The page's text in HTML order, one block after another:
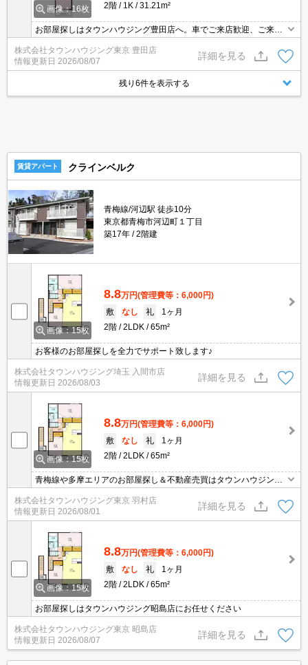
画像：16枚
2階
1K 31.21m²
お部屋探しはタウンハウジング豊田店へ。車でご来店歓迎、ご来店
用お客様駐車場あり！
株式会社タウンハウジング東京 豊田店
情報更新日 2026/08/07
詳細を見る
残り6件を表示する
賃貸アパート クラインベルク
青梅線/河辺駅 徒歩10分
東京都青梅市河辺町１丁目
築17年
2階建
画像：15枚
8.8万円(管理費等：6,000円)
敷
なし 礼
1ヶ月
2階
2LDK 65m²
お客様のお部屋探しを全力でサポート致します♪
株式会社タウンハウジング埼玉 入間市店
情報更新日 2026/08/03
詳細を見る
画像：15枚
8.8万円(管理費等：6,000円)
敷
なし 礼
1ヶ月
2階
2LDK 65m²
青梅線や多摩エリアのお部屋探し＆不動産売買はタウンハウジング
羽村店にお任せを！ご来店時無料駐車場ご用意あります！
株式会社タウンハウジング東京 羽村店
情報更新日 2026/08/01
詳細を見る
画像：15枚
8.8万円(管理費等：6,000円)
敷
なし 礼
1ヶ月
2階
2LDK 65m²
お部屋探しはタウンハウジング昭島店にお任せください
株式会社タウンハウジング東京 昭島店
情報更新日 2026/08/07
詳細を見る